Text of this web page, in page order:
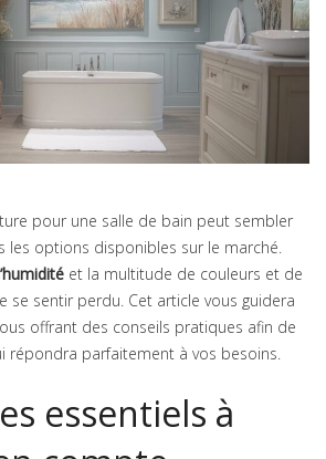
pour une salle de bain peut sembler
les options disponibles sur le marché.
et la multitude de couleurs et de
se sentir perdu. Cet article vous guidera
offrant des conseils pratiques afin de
répondra parfaitement à vos besoins.
essentiels à